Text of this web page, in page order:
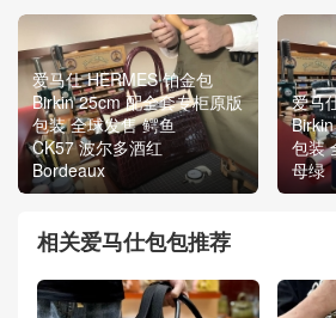
爱马仕 HERMES 铂金包
Birkin 25cm 配全套专柜原版
包装 全球发售 鳄鱼
CK57 波尔多酒红
Bordeaux
爱马
包装
母绿
相关爱马仕包包推荐